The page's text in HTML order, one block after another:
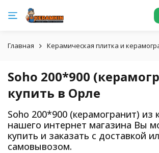
Главная Керамическая плитка и
Soho 200*900
купить в Орле
Soho 200*900 (керамогранит) из
нашего интернет магазина Вы
купить и заказать с доставкой
самовывозом.